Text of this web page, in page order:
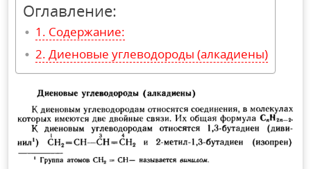
Оглавление:
Содержание:
Диеновые углеводороды (алкадиены)